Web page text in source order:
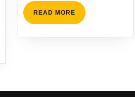
READ MOREREAD
MORE